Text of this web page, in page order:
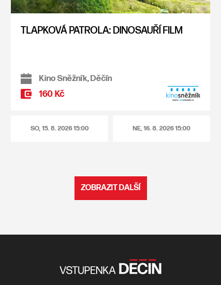
TLAPKOVÁ PATROLA: DINOSAUŘÍ FILM
Kino Sněžník, Děčín
160 Kč
SO, 15. 8. 202615:00 NE, 16. 8. 202615:00
ZOBRAZIT DALŠÍ